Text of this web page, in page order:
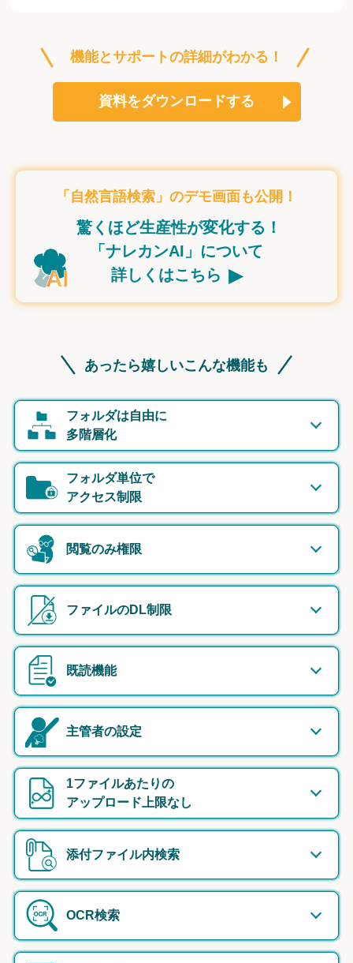
機能とサポートの詳細がわかる！
資料をダウンロードする
「自然言語検索」のデモ画面も公開！
驚くほど生産性が変化する！
「ナレカンAI」について
詳しくはこちら ▸
あったら嬉しいこんな機能も
フォルダは自由に
多階層化
フォルダ単位で
アクセス制限
閲覧のみ権限
ファイルのDL制限
既読機能
主管者の設定
1ファイルあたりの
アップロード上限なし
添付ファイル内検索
OCR検索